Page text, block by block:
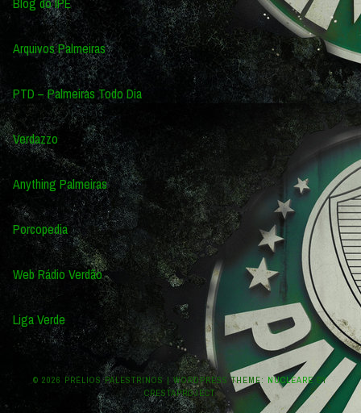
Arquivos Palmeiras
PTD – Palmeiras Todo Dia
Verdazzo
Anything Palmeiras
Porcopedia
Web Rádio Verdão
Liga Verde
© 2026 PRÉLIOS PALESTRINOS | WORDPRESS THEME: NUCLEAREBY
CRESTAPROJECT.